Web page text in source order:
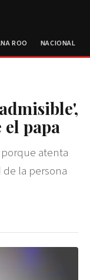
ROO NACIONAL
el papa
atenta
la persona